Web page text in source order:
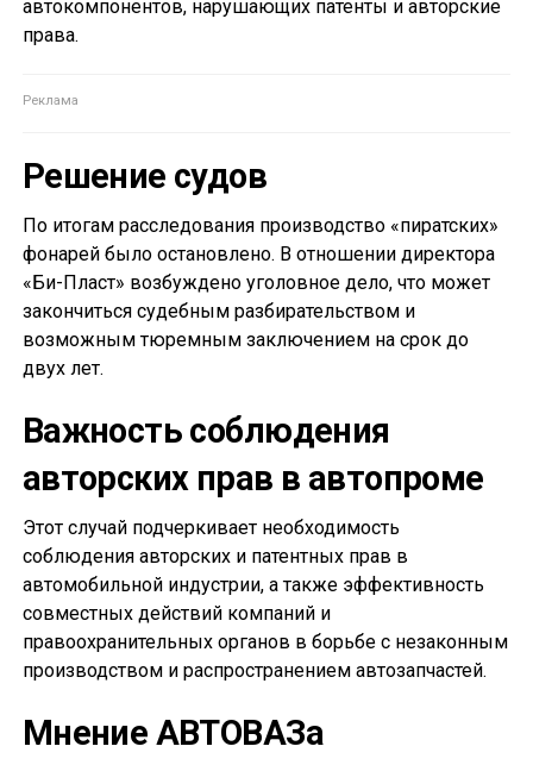
автокомпонентов, нарушающих патенты и авторские
права.
Решение судов
По итогам расследования производство «пиратских»
фонарей было остановлено. В отношении директора
«Би-Пласт» возбуждено уголовное дело, что может
закончиться судебным разбирательством и
возможным тюремным заключением на срок до
двух лет.
Важность соблюдения
авторских прав в автопроме
Этот случай подчеркивает необходимость
соблюдения авторских и патентных прав в
автомобильной индустрии, а также эффективность
совместных действий компаний и
правоохранительных органов в борьбе с незаконным
производством и распространением автозапчастей.
Мнение АВТОВАЗа